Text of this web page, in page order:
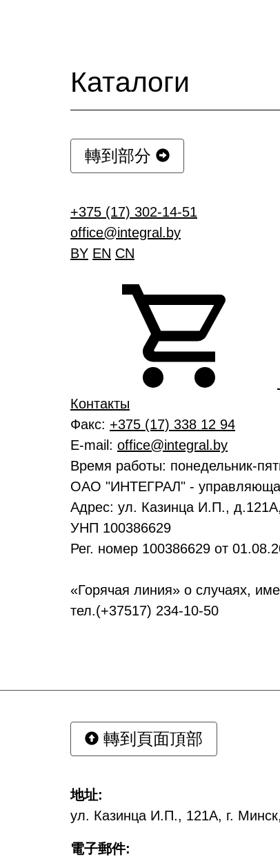
Каталоги
轉到部分
+375 (17) 302-14-51
office@integral.by
BY EN CN
Контакты
Факс: +375 (17) 338 12 94
E-mail: office@integral.by
Время работы: понедельник-
ОАО "ИНТЕГРАЛ" -
Адрес: ул. Казинца И.П.,
УНП 100386629
Рег. номер 100386629 от
«Горячая линия» о случаях,
тел.(+37517) 234-10-50
轉到頁面頂部
地址:
ул. Казинца И.П., 121А, г.
電子郵件: